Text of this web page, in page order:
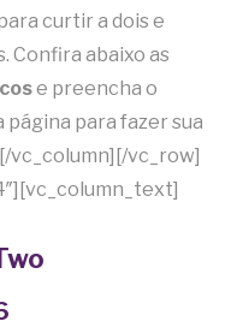
curtir a dois e
Confira abaixo as
e preencha o
para fazer sua
vc_column][/vc_row]